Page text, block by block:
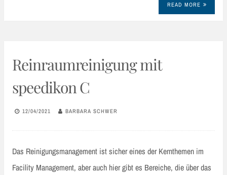
READ MORE
Reinraumreinigung mit
speedikon C
12/04/2021 BARBARA SCHWER
Das Reinigungsmanagement ist sicher eines der Kernthemen im
Facility Management, aber auch hier gibt es Bereiche, die über das